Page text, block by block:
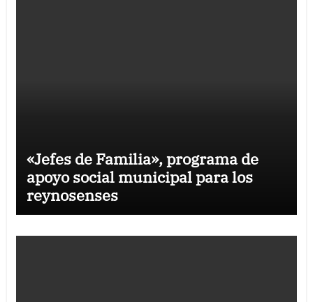
«Jefes de Familia», programa de
apoyo social municipal para los
reynosenses